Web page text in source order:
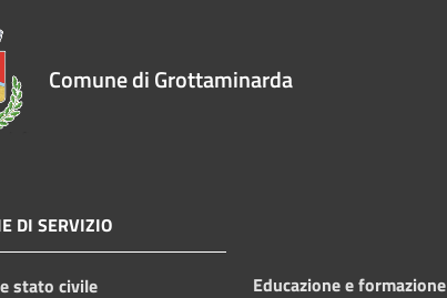
Comune di Grottaminarda
DI SERVIZIO
stato civile Educazione e formazione